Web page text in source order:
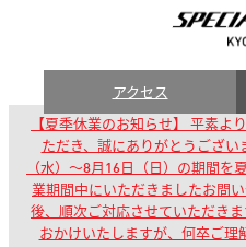
アクセス
【夏季休業のお知らせ】 平素よ
ただき、誠にありがとうござい
（水）～8月16日（日）の期間を
業期間中にいただきましたお問
後、順次ご対応させていただき
おかけいたしますが、何卒ご理